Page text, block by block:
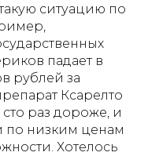
ситуацию по
падает в
рублей за
Ксарелто
сто раз дороже, и
по низким ценам
Хотелось